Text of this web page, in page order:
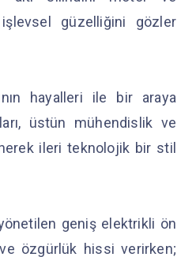
güzelliğini gözler
hayalleri ile bir araya
üstün mühendislik ve
ileri teknolojik bir stil
geniş elektrikli ön
özgürlük hissi verirken;